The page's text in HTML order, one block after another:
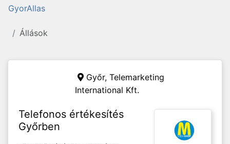
GyorAllas
Állások
Győr, Telemarketing
International Kft.
Telefonos értékesítés
Győrben